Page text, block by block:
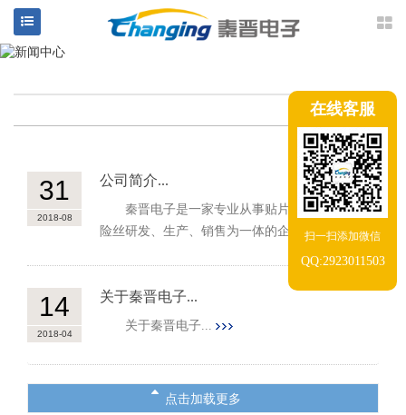
在线客服
扫一扫添加微信
QQ:2923011503
31
2018-08
公司简介...
秦晋电子是一家专业从事贴片保险丝及插件保
险丝研发、生产、销售为一体的企...
14
2018-04
关于秦晋电子...
关于秦晋电子...
点击加载更多